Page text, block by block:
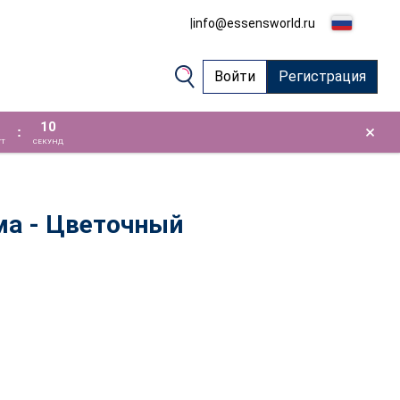
|info@essensworld.ru
Войти Регистрация
: 09
СЕКУНД ×
- Цветочный